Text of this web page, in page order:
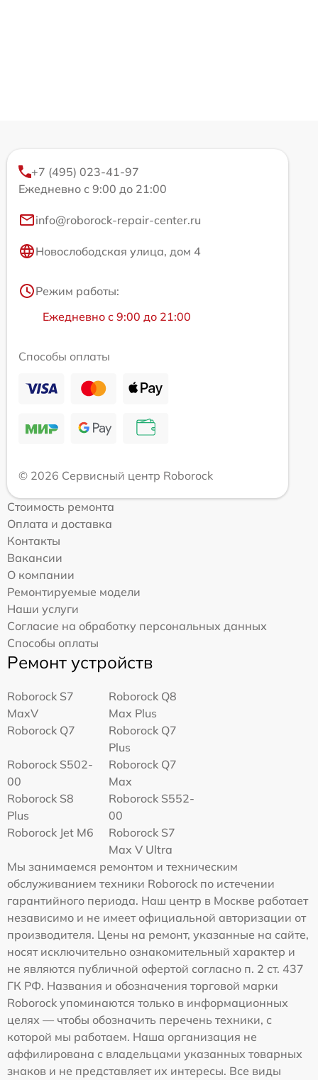
+7 (495) 023-41-97
Ежедневно с 9:00 до 21:00
info@roborock-repair-center.ru
Новослободская улица, дом 4
Режим работы:
Ежедневно с 9:00 до 21:00
Способы оплаты
© 2026 Сервисный центр Roborock
Стоимость ремонта
Оплата и доставка
Контакты
Вакансии
О компании
Ремонтируемые модели
Наши услуги
Согласие на обработку персональных данных
Способы оплаты
Ремонт устройств
Roborock S7
MaxV
Roborock Q8
Max Plus
Roborock Q7
Roborock Q7
Plus
Roborock S502-
00
Roborock Q7
Max
Roborock S8
Plus
Roborock S552-
00
Roborock Jet M6
Roborock S7
Max V Ultra
Мы занимаемся ремонтом и техническим
обслуживанием техники Roborock по истечении
гарантийного периода. Наш центр в Москве работает
независимо и не имеет официальной авторизации от
производителя. Цены на ремонт, указанные на сайте,
носят исключительно ознакомительный характер и
не являются публичной офертой согласно п. 2 ст. 437
ГК РФ. Названия и обозначения торговой марки
Roborock упоминаются только в информационных
целях — чтобы обозначить перечень техники, с
которой мы работаем. Наша организация не
аффилирована с владельцами указанных товарных
знаков и не представляет их интересы. Все виды